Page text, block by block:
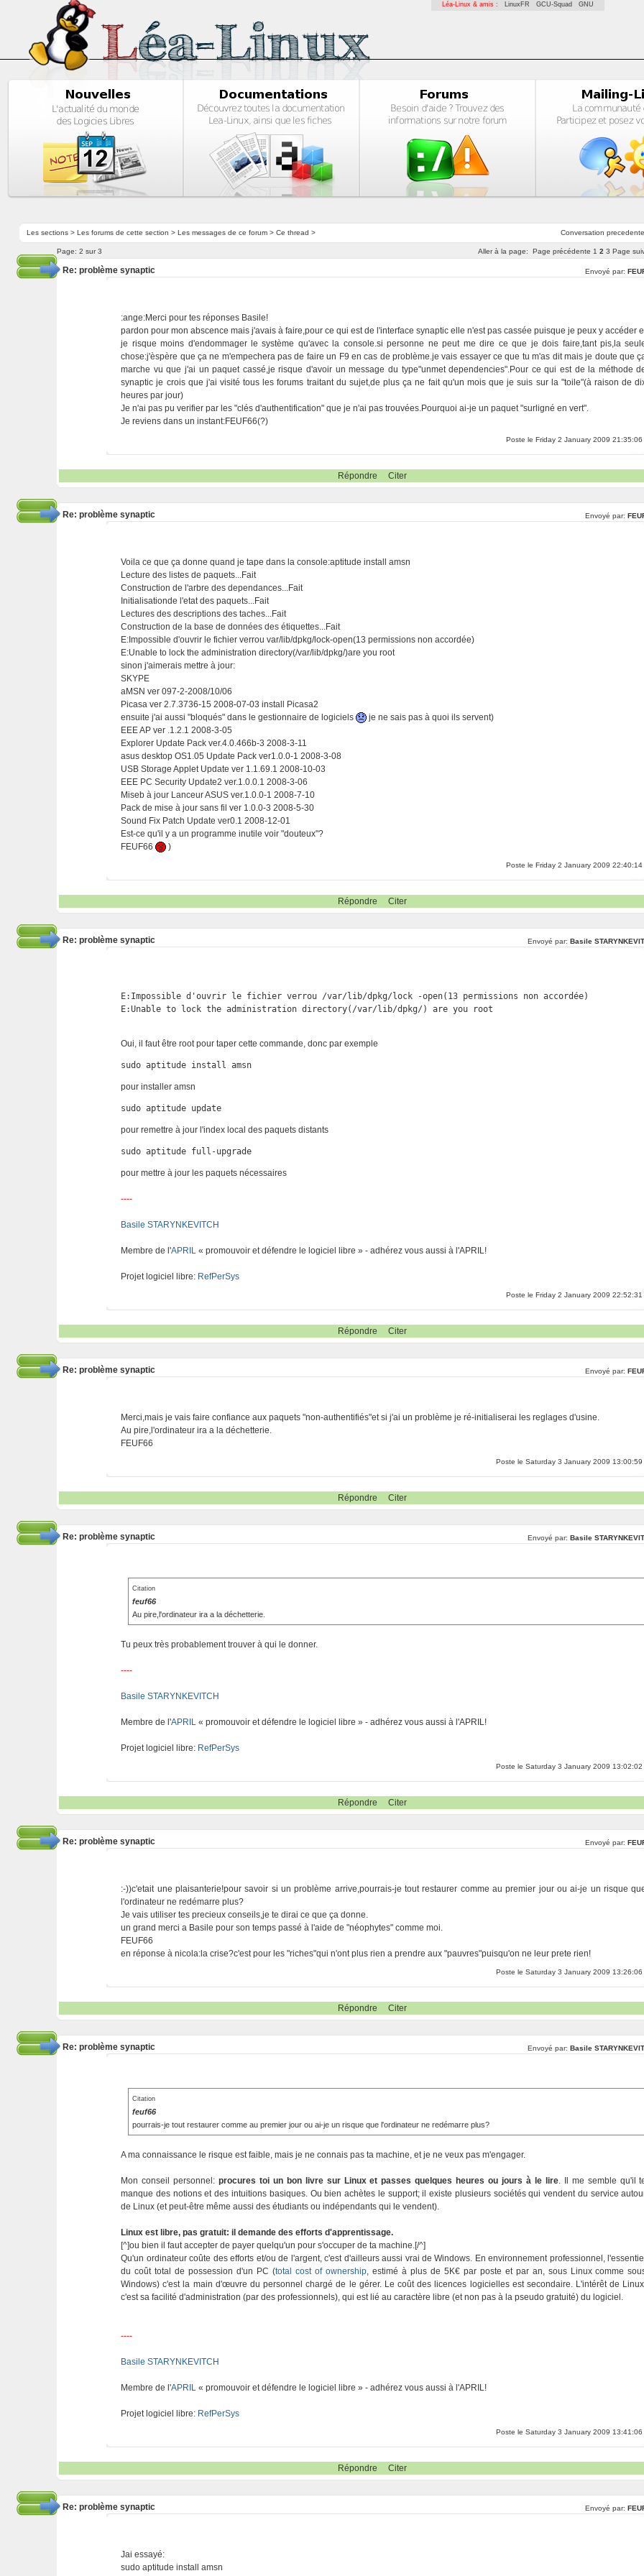
Léa-Linux & amis : LinuxFR GCU-Squad GNU
Conversation precedente
Les sections> Les forums de cette section > Les messages de ce forum> Ce thread >
Aller à la page: Page précédente 1 2 3 Page
Page: 2 sur 3
Re: problème synaptic Envoyé par:
:ange:Merci pour tes réponses Basile!
pardon pour mon abscence mais j'avais à faire,pour ce qui est de l'interface synaptic elle n'est pas cassée puisque je peux y accéder
je risque moins d'endommager le système qu'avec la console.si personne ne peut me dire ce que je dois faire,tant pis,la
chose:j'èspère que ça ne m'empechera pas de faire un F9 en cas de problème.je vais essayer ce que tu m'as dit mais je doute que
marche vu que j'ai un paquet cassé,je risque d'avoir un message du type"unmet dependencies".Pour ce qui est de la méthode
synaptic je crois que j'ai visité tous les forums traitant du sujet,de plus ça ne fait qu'un mois que je suis sur la "toile"(à raison de
heures par jour)
Je n'ai pas pu verifier par les "clés d'authentification" que je n'ai pas trouvées.Pourquoi ai-je un paquet "surligné en vert".
Je reviens dans un instant:FEUF66(?)
Poste le Friday 2 January 2009 21:35:06
Répondre Citer
Re: problème synaptic Envoyé par:
Voila ce que ça donne quand je tape dans la console:aptitude install amsn
Lecture des listes de paquets...Fait
Construction de l'arbre des dependances...Fait
Initialisationde l'etat des paquets...Fait
Lectures des descriptions des taches...Fait
Construction de la base de données des étiquettes...Fait
E:Impossible d'ouvrir le fichier verrou var/lib/dpkg/lock-open(13 permissions non accordée)
E:Unable to lock the administration directory(/var/lib/dpkg/)are you root
sinon j'aimerais mettre à jour:
SKYPE
aMSN ver 097-2-2008/10/06
Picasa ver 2.7.3736-15 2008-07-03 install Picasa2
ensuite j'ai aussi "bloqués" dans le gestionnaire de logiciels
je ne sais pas à quoi ils servent)
EEE AP ver .1.2.1 2008-3-05
Explorer Update Pack ver.4.0.466b-3 2008-3-11
asus desktop OS1.05 Update Pack ver1.0.0-1 2008-3-08
USB Storage Applet Update ver 1.1.69.1 2008-10-03
EEE PC Security Update2 ver.1.0.0.1 2008-3-06
Miseb à jour Lanceur ASUS ver.1.0.0-1 2008-7-10
Pack de mise à jour sans fil ver 1.0.0-3 2008-5-30
Sound Fix Patch Update ver0.1 2008-12-01
Est-ce qu'il y a un programme inutile voir "douteux"?
FEUF66
)
Poste le Friday 2 January 2009 22:40:14
Répondre Citer
Re: problème synaptic Envoyé par: Basile
E:Impossible d'ouvrir le fichier verrou /var/lib/dpkg/lock -open(13 permissions non accordée)
E:Unable to lock the administration directory(/var/lib/dpkg/) are you root
Oui, il faut être root pour taper cette commande, donc par exemple
sudo aptitude install amsn
pour installer amsn
sudo aptitude update
pour remettre à jour l'index local des paquets distants
sudo aptitude full-upgrade
pour mettre à jour les paquets nécessaires
----
Basile STARYNKEVITCH
Membre de l'APRIL « promouvoir et défendre le logiciel libre » - adhérez vous aussi à l'APRIL!
Projet logiciel libre: RefPerSys
Poste le Friday 2 January 2009 22:52:31
Répondre Citer
Re: problème synaptic Envoyé par:
Merci,mais je vais faire confiance aux paquets "non-authentifiés"et si j'ai un problème je ré-initialiserai les reglages d'usine.
Au pire,l'ordinateur ira a la déchetterie.
FEUF66
Poste le Saturday 3 January 2009 13:00:59
Répondre Citer
Re: problème synaptic Envoyé par: Basile
Citation
feuf66
Au pire,l'ordinateur ira a la déchetterie.
Tu peux très probablement trouver à qui le donner.
----
Basile STARYNKEVITCH
Membre de l'APRIL « promouvoir et défendre le logiciel libre » - adhérez vous aussi à l'APRIL!
Projet logiciel libre: RefPerSys
Poste le Saturday 3 January 2009 13:02:02
Répondre Citer
Re: problème synaptic Envoyé par:
:-))c'etait une plaisanterie!pour savoir si un problème arrive,pourrais-je tout restaurer comme au premier jour ou ai-je un risque
l'ordinateur ne redémarre plus?
Je vais utiliser tes precieux conseils,je te dirai ce que ça donne.
un grand merci a Basile pour son temps passé à l'aide de "néophytes" comme moi.
FEUF66
en réponse à nicola:la crise?c'est pour les "riches"qui n'ont plus rien a prendre aux "pauvres"puisqu'on ne leur prete rien!
Poste le Saturday 3 January 2009 13:26:06
Répondre Citer
Re: problème synaptic Envoyé par: Basile
Citation
feuf66
pourrais-je tout restaurer comme au premier jour ou ai-je un risque que l'ordinateur ne redémarre plus?
A ma connaissance le risque est faible, mais je ne connais pas ta machine, et je ne veux pas m'engager.
Mon conseil personnel: procures toi un bon livre sur Linux et passes quelques heures ou jours à le lire. Il me semble qu'il
manque des notions et des intuitions basiques. Ou bien achètes le support; il existe plusieurs sociétés qui vendent du service
de Linux (et peut-être même aussi des étudiants ou indépendants qui le vendent).
Linux est libre, pas gratuit: il demande des efforts d'apprentissage.
[^]ou bien il faut accepter de payer quelqu'un pour s'occuper de ta machine.[/^]
Qu'un ordinateur coûte des efforts et/ou de l'argent, c'est d'ailleurs aussi vrai de Windows. En environnement professionnel,
du coût total de possession d'un PC (total cost of ownership, estimé à plus de 5K€ par poste et par an, sous Linux comme
Windows) c'est la main d'œuvre du personnel chargé de le gérer. Le coût des licences logicielles est secondaire. L'intérêt de
c'est sa facilité d'administration (par des professionnels), qui est lié au caractère libre (et non pas à la pseudo gratuité) du logiciel.
----
Basile STARYNKEVITCH
Membre de l'APRIL « promouvoir et défendre le logiciel libre » - adhérez vous aussi à l'APRIL!
Projet logiciel libre: RefPerSys
Poste le Saturday 3 January 2009 13:41:06
Répondre Citer
Re: problème synaptic Envoyé par:
Jai essayé:
sudo aptitude install amsn